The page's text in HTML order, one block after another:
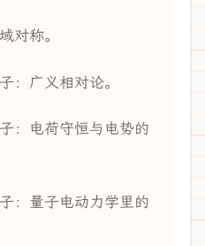
对称。
：广义相对论。
：电荷守恒与电势的
：量子电动力学里的